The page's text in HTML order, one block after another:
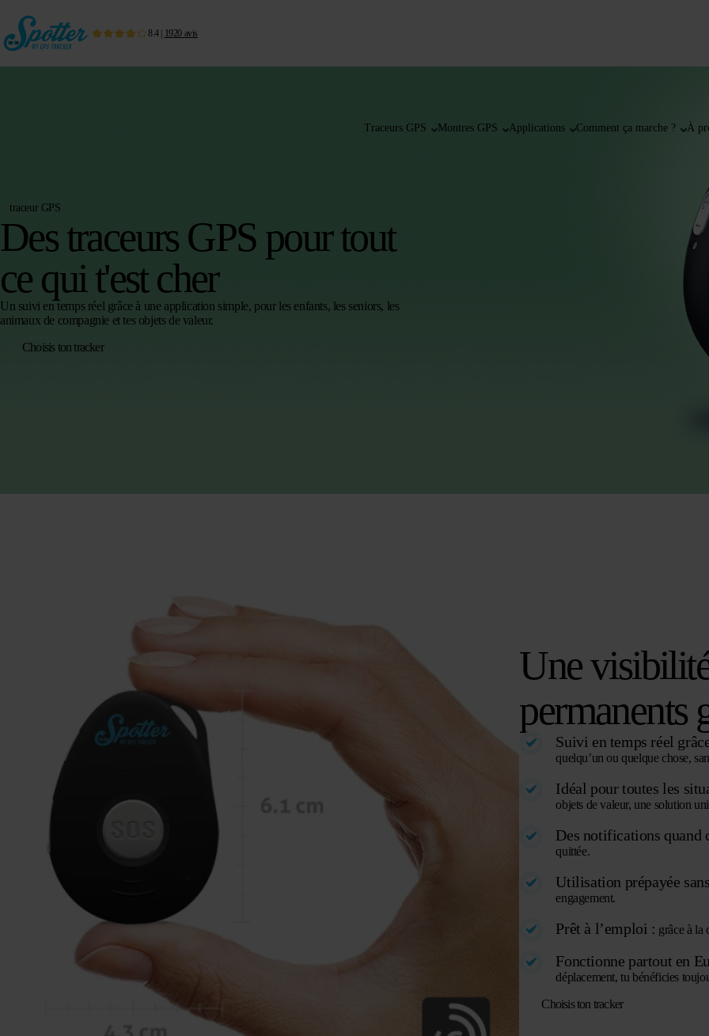
8.4| 1920 avis
Traceurs GPS Montres GPS Applications Comment ça marche ? À
traceur GPS
Des traceurs GPS pour tout
ce qui t'est cher
Un suivi en temps réel grâce à une application simple, pour les enfants, les seniors, les
animaux de compagnie et tes objets de valeur.
Choisis ton tracker
Une
permanents
Suivi en temps réel
quelqu’un ou quelque chose,
Idéal pour toutes les
objets de valeur, une solution
Des notifications quand
quittée.
Utilisation prépayée
engagement.
Prêt à l’emploi : grâce à la
Fonctionne partout en
déplacement, tu bénéficies
Choisis ton tracker